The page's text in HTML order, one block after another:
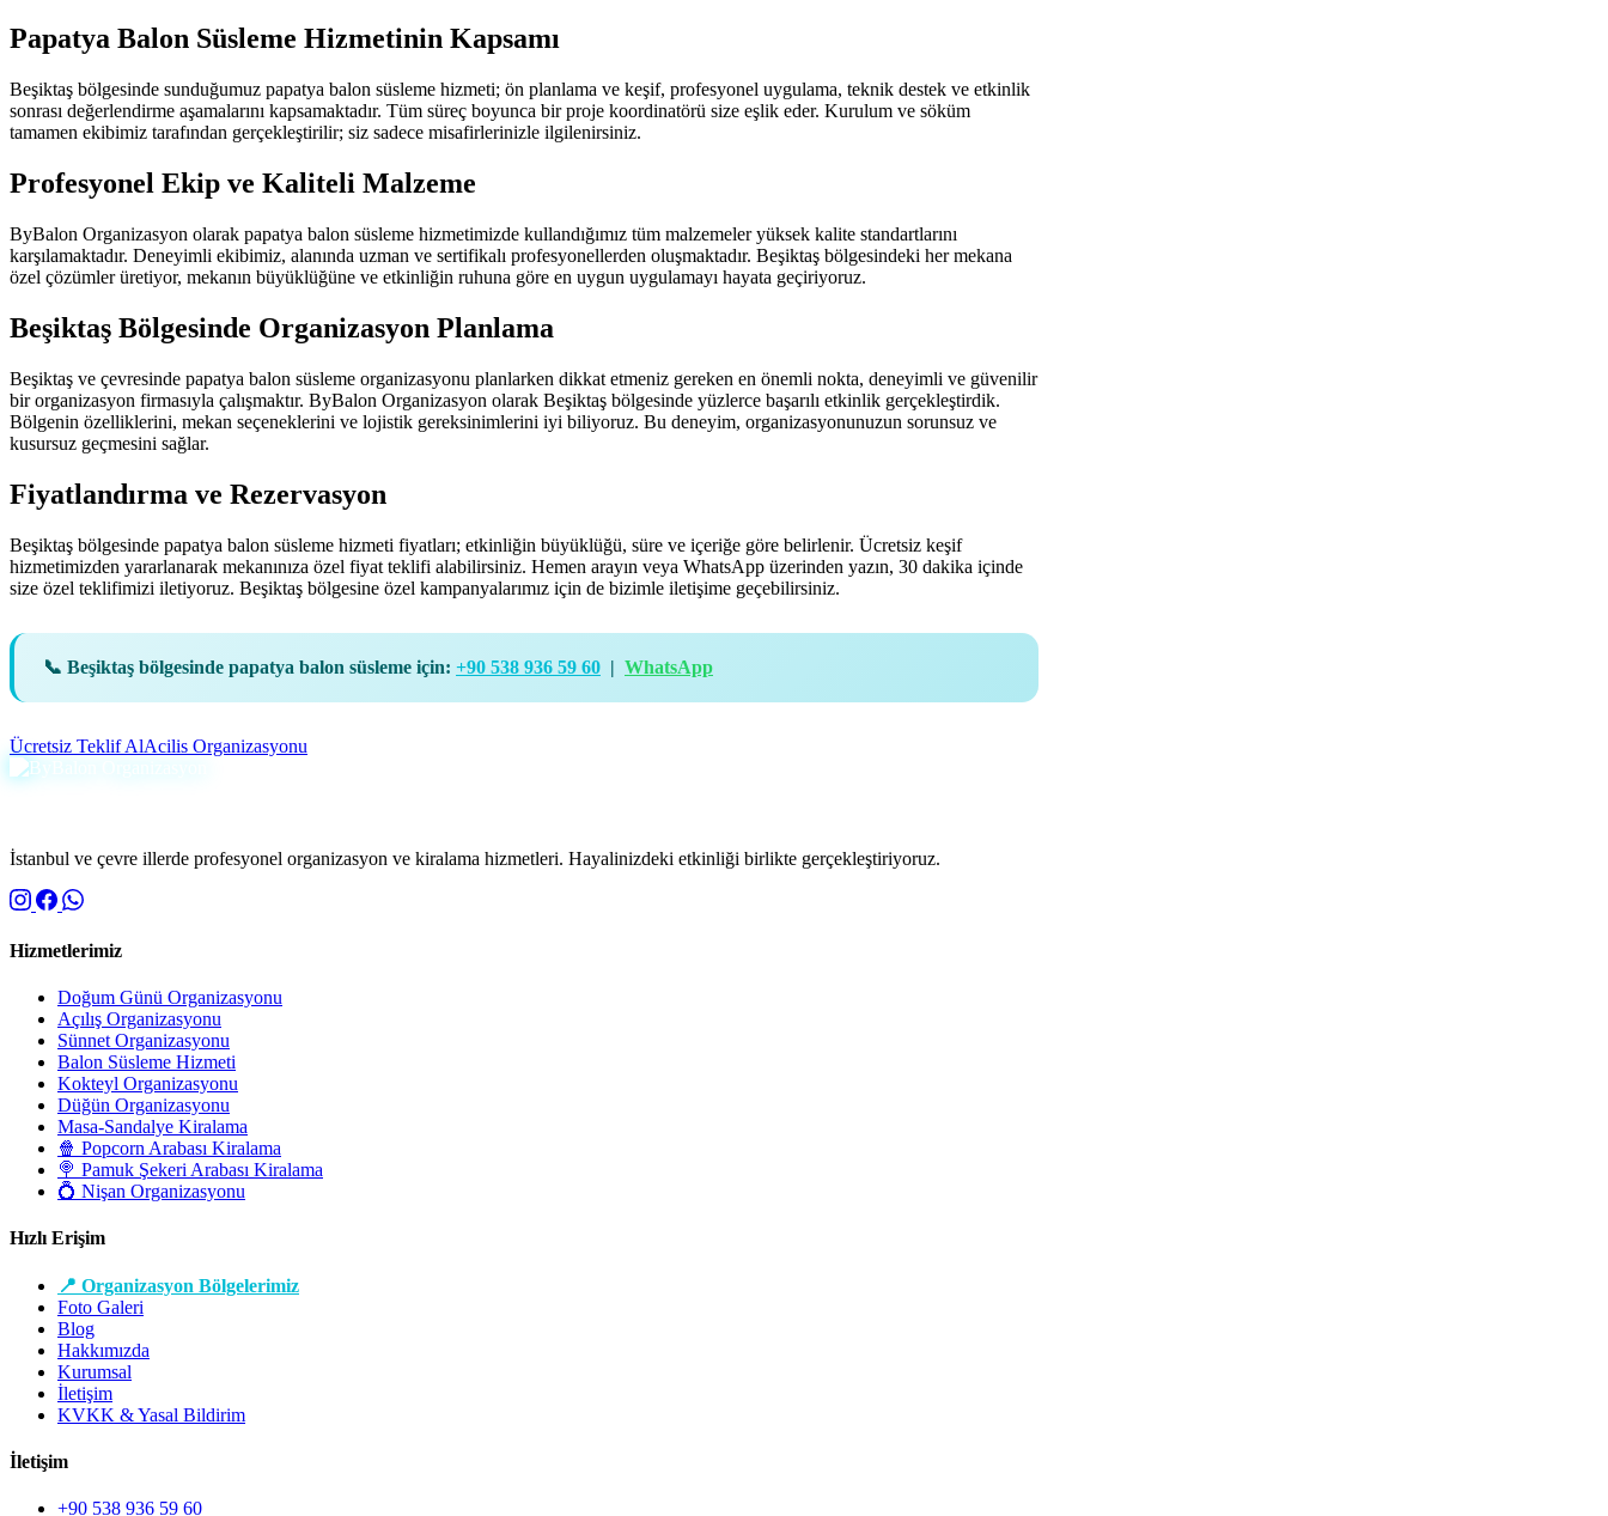
Papatya Balon Süsleme Hizmetinin Kapsamı
Beşiktaş bölgesinde sunduğumuz papatya balon süsleme hizmeti; ön planlama ve keşif, profesyonel uygulama, teknik destek ve etkinlik
sonrası değerlendirme aşamalarını kapsamaktadır. Tüm süreç boyunca bir proje koordinatörü size eşlik eder. Kurulum ve söküm
tamamen ekibimiz tarafından gerçekleştirilir; siz sadece misafirlerinizle ilgilenirsiniz.
Profesyonel Ekip ve Kaliteli Malzeme
ByBalon Organizasyon olarak papatya balon süsleme hizmetimizde kullandığımız tüm malzemeler yüksek kalite standartlarını
karşılamaktadır. Deneyimli ekibimiz, alanında uzman ve sertifikalı profesyonellerden oluşmaktadır. Beşiktaş bölgesindeki her mekana
özel çözümler üretiyor, mekanın büyüklüğüne ve etkinliğin ruhuna göre en uygun uygulamayı hayata geçiriyoruz.
Beşiktaş Bölgesinde Organizasyon Planlama
Beşiktaş ve çevresinde papatya balon süsleme organizasyonu planlarken dikkat etmeniz gereken en önemli nokta, deneyimli ve güvenilir
bir organizasyon firmasıyla çalışmaktır. ByBalon Organizasyon olarak Beşiktaş bölgesinde yüzlerce başarılı etkinlik gerçekleştirdik.
Bölgenin özelliklerini, mekan seçeneklerini ve lojistik gereksinimlerini iyi biliyoruz. Bu deneyim, organizasyonunuzun sorunsuz ve
kusursuz geçmesini sağlar.
Fiyatlandırma ve Rezervasyon
Beşiktaş bölgesinde papatya balon süsleme hizmeti fiyatları; etkinliğin büyüklüğü, süre ve içeriğe göre belirlenir. Ücretsiz keşif
hizmetimizden yararlanarak mekanınıza özel fiyat teklifi alabilirsiniz. Hemen arayın veya WhatsApp üzerinden yazın, 30 dakika içinde
size özel teklifimizi iletiyoruz. Beşiktaş bölgesine özel kampanyalarımız için de bizimle iletişime geçebilirsiniz.
📞 Beşiktaş bölgesinde papatya balon süsleme için: +90 538 936 59 60 | WhatsApp
Ücretsiz Teklif AlAcilis Organizasyonu
İstanbul ve çevre illerde profesyonel organizasyon ve kiralama hizmetleri. Hayalinizdeki etkinliği birlikte gerçekleştiriyoruz.
Hizmetlerimiz
Doğum Günü Organizasyonu
Açılış Organizasyonu
Sünnet Organizasyonu
Balon Süsleme Hizmeti
Kokteyl Organizasyonu
Düğün Organizasyonu
Masa-Sandalye Kiralama
🍿 Popcorn Arabası Kiralama
🍭 Pamuk Şekeri Arabası Kiralama
💍 Nişan Organizasyonu
Hızlı Erişim
📍 Organizasyon Bölgelerimiz
Foto Galeri
Blog
Hakkımızda
Kurumsal
İletişim
KVKK & Yasal Bildirim
İletişim
+90 538 936 59 60